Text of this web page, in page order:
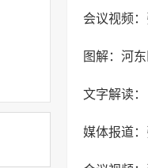
会议视频
图解：河
文字解读
媒体报道